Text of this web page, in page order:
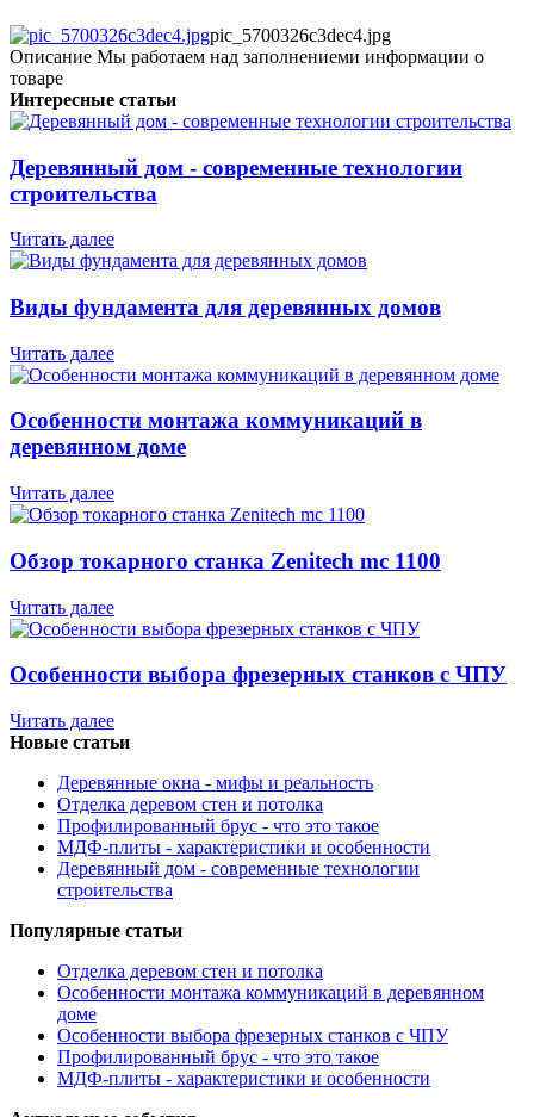
pic_5700326c3dec4.jpg
Описание Мы работаем над заполнениеми информации о
товаре
Интересные статьи
Деревянный дом - современные технологии
строительства
Читать далее
Виды фундамента для деревянных домов
Читать далее
Особенности монтажа коммуникаций в
деревянном доме
Читать далее
Обзор токарного станка Zenitech mc 1100
Читать далее
Особенности выбора фрезерных станков с ЧПУ
Читать далее
Новые статьи
Деревянные окна - мифы и реальность
Отделка деревом стен и потолка
Профилированный брус - что это такое
МДФ-плиты - характеристики и особенности
Деревянный дом - современные технологии
строительства
Популярные статьи
Отделка деревом стен и потолка
Особенности монтажа коммуникаций в деревянном
доме
Особенности выбора фрезерных станков с ЧПУ
Профилированный брус - что это такое
МДФ-плиты - характеристики и особенности